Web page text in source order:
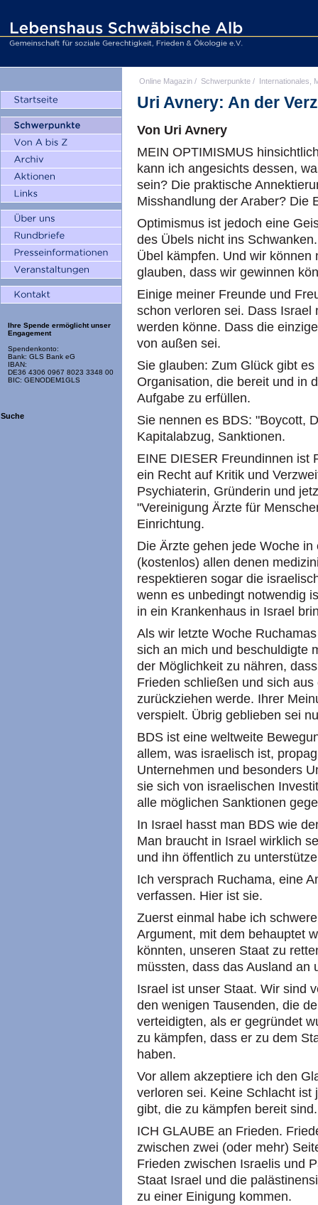
Ihre Spende ermöglicht unser
Engagement
Spendenkonto:
Bank: GLS Bank eG
IBAN:
DE36 4306 0967 8023 3348 00
BIC: GENODEM1GLS
Suche
Online Magazin / Schwerpunkte / Internationales,
Uri Avnery: An der
Von Uri Avnery
MEIN OPTIMISMUS
kann ich angesichts dessen,
sein? Die praktische
Misshandlung der Araber? Die
Optimismus ist jedoch eine
des Übels nicht ins
Übel kämpfen. Und wir
glauben, dass wir gewinnen
Einige meiner Freunde und
schon verloren sei. Dass
werden könne. Dass die
von außen sei.
Sie glauben: Zum Glück gibt
Organisation, die bereit und in
Aufgabe zu erfüllen.
Sie nennen es BDS: "Boycott,
Kapitalabzug, Sanktionen.
EINE DIESER Freundinnen ist
ein Recht auf Kritik und
Psychiaterin, Gründerin und
"Vereinigung Ärzte für
Einrichtung.
Die Ärzte gehen jede Woche
(kostenlos) allen denen
respektieren sogar die
wenn es unbedingt notwendig
in ein Krankenhaus in Israel
Als wir letzte Woche
sich an mich und beschuldigte
der Möglichkeit zu nähren,
Frieden schließen und sich
zurückziehen werde. Ihrer
verspielt. Übrig geblieben sei
BDS ist eine weltweite
allem, was israelisch ist,
Unternehmen und besonders
sie sich von israelischen
alle möglichen Sanktionen
In Israel hasst man BDS wie
Man braucht in Israel wirklich
und ihn öffentlich zu
Ich versprach Ruchama, eine
verfassen. Hier ist sie.
Zuerst einmal habe ich
Argument, mit dem behauptet
könnten, unseren Staat zu
müssten, dass das Ausland an
Israel ist unser Staat. Wir sind
den wenigen Tausenden, die
verteidigten, als er gegründet
zu kämpfen, dass er zu dem
haben.
Vor allem akzeptiere ich den
verloren sei. Keine Schlacht
gibt, die zu kämpfen bereit sind.
ICH GLAUBE an Frieden.
zwischen zwei (oder mehr)
Frieden zwischen Israelis und
Staat Israel und die
zu einer Einigung kommen.